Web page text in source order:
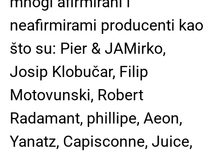
neafirmirami producenti kao
što su: Pier & JAMirko,
Josip Klobučar, Filip
Motovunski, Robert
Radamant, phillipe, Aeon,
Yanatz, Capisconne, Juice,